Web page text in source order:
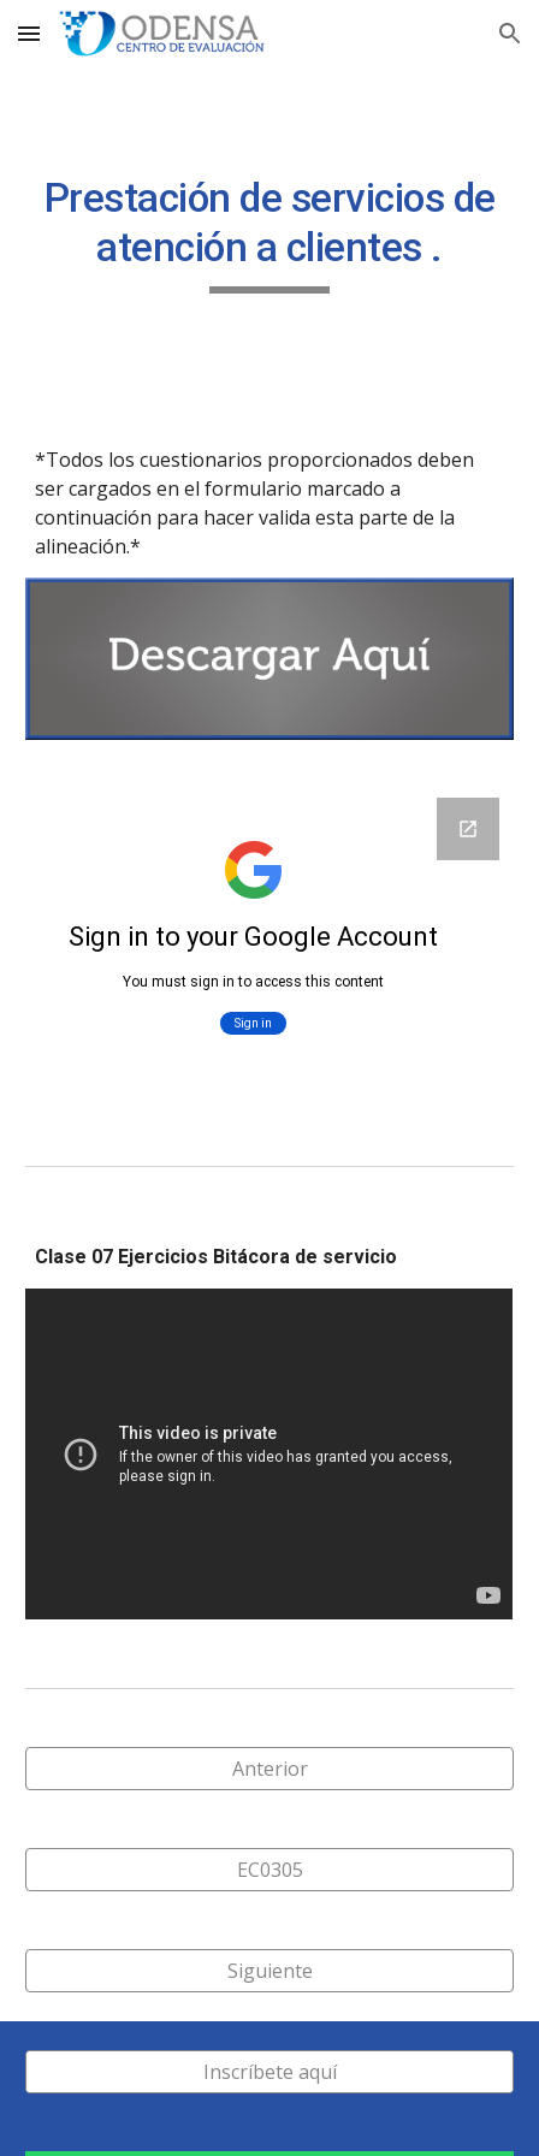
Skip to main content Skip to navigation
Prestación de servicios de
atención a clientes .
*Todos los cuestionarios proporcionados deben
ser cargados en el formulario marcado a
continuación para hacer valida esta parte de la
alineación.*
Clase 07 Ejercicios Bitácora de servicio
Anterior
EC0305
Siguiente
Inscríbete aquí